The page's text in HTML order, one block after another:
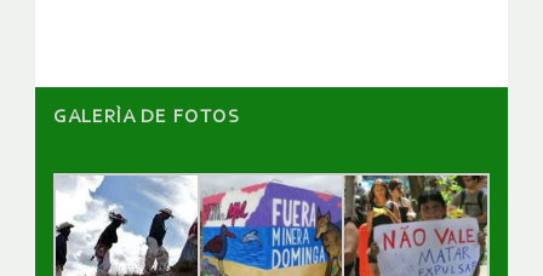
GALERÌA DE FOTOS